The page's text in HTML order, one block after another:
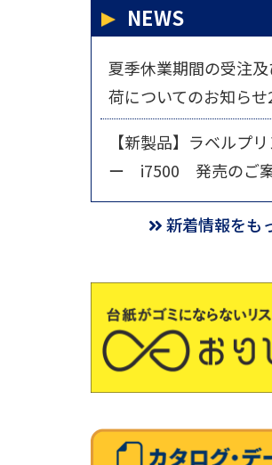
NEWS
夏季休業期間の受注及
荷についてのお知らせ
【新製品】ラベルプ
ー i7500 発売のご
新着情報をも